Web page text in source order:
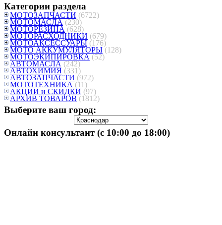
Категории раздела
МОТОЗАПЧАСТИ (6722)
МОТОМАСЛА (230)
МОТОРЕЗИНА (628)
МОТОРАСХОДНИКИ (679)
МОТОАКСЕССУАРЫ (176)
МОТО АККУМУЛЯТОРЫ (128)
МОТОЭКИПИРОВКА (52)
АВТОМАСЛА (242)
АВТОХИМИЯ (331)
АВТОЗАПЧАСТИ (972)
МОТОТЕХНИКА (11)
АКЦИИ и СКИДКИ (97)
АРХИВ ТОВАРОВ (1812)
Выберите ваш город:
Онлайн консультант (с 10:00 до 18:00)